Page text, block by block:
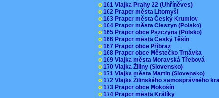
o 161 Vlajka Prahy 22 (Uhříněves)
o 162 Prapor města Litomyšl
o 163 Prapor města Český Krumlov
o 164 Prapor města Cieszyn (Polsko)
o 165 Prapor obce Pszczyna (Polsko)
o 166 Prapor města Český Těšín
o 167 Prapor obce Příbraz
o 168 Prapor obce Městečko Trnávka
o 169 Vlajka města Moravská Třebová
o 170 Vlajka Žiliny (Slovensko)
o 171 Vlajka města Martin (Slovensko)
o 172 Vlajka Žilinského samosprávného
o 173 Prapor obce Mokošín
o 174 Prapor města Králíky